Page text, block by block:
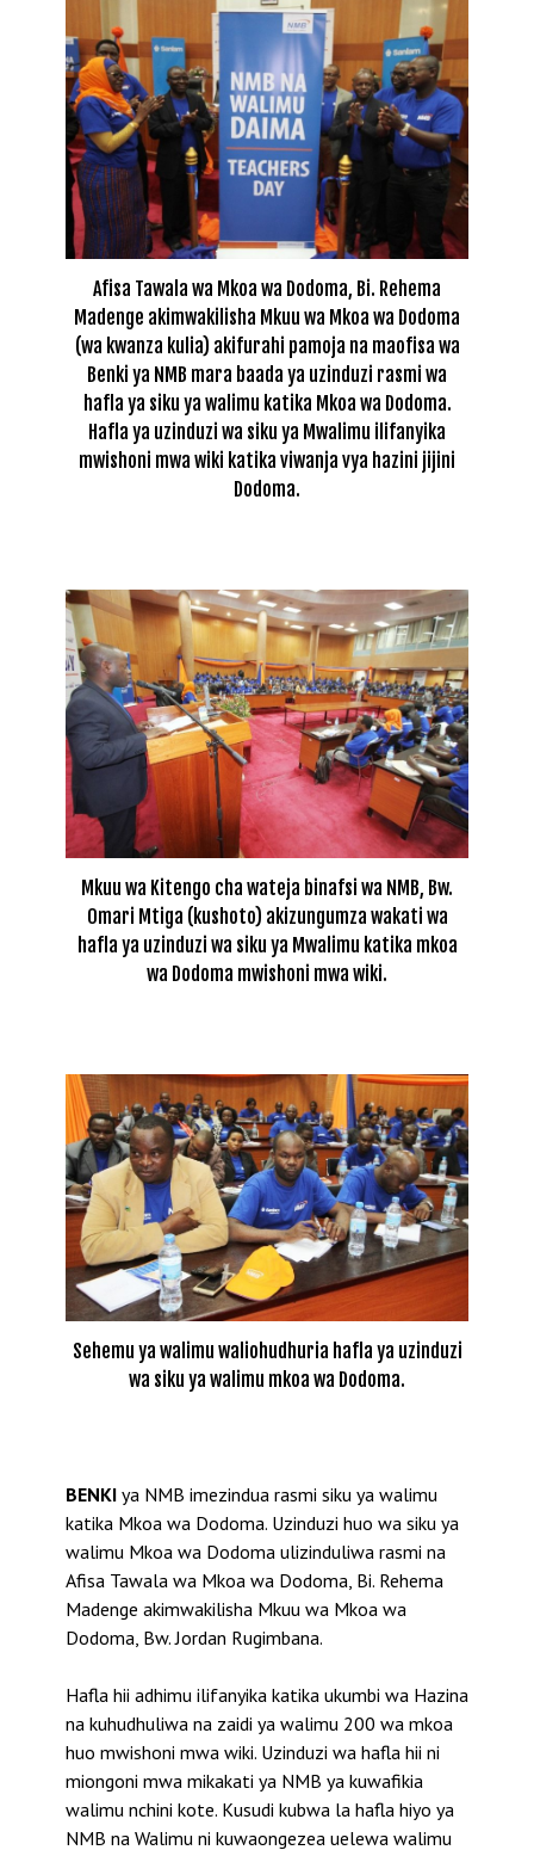
Afisa Tawala wa Mkoa wa Dodoma, Bi. Rehema
Madenge akimwakilisha Mkuu wa Mkoa wa Dodoma
(wa kwanza kulia) akifurahi pamoja na maofisa wa
Benki ya NMB mara baada ya uzinduzi rasmi wa
hafla ya siku ya walimu katika Mkoa wa Dodoma.
Hafla ya uzinduzi wa siku ya Mwalimu ilifanyika
mwishoni mwa wiki katika viwanja vya hazini jijini
Dodoma.
Mkuu wa Kitengo cha wateja binafsi wa NMB, Bw.
Omari Mtiga (kushoto) akizungumza wakati wa
hafla ya uzinduzi wa siku ya Mwalimu katika mkoa
wa Dodoma mwishoni mwa wiki.
Sehemu ya walimu waliohudhuria hafla ya uzinduzi
wa siku ya walimu mkoa wa Dodoma.
BENKI ya NMB imezindua rasmi siku ya walimu
katika Mkoa wa Dodoma. Uzinduzi huo wa siku ya
walimu Mkoa wa Dodoma ulizinduliwa rasmi na
Afisa Tawala wa Mkoa wa Dodoma, Bi. Rehema
Madenge akimwakilisha Mkuu wa Mkoa wa
Dodoma, Bw. Jordan Rugimbana.
Hafla hii adhimu ilifanyika katika ukumbi wa Hazina
na kuhudhuliwa na zaidi ya walimu 200 wa mkoa
huo mwishoni mwa wiki. Uzinduzi wa hafla hii ni
miongoni mwa mikakati ya NMB ya kuwafikia
walimu nchini kote. Kusudi kubwa la hafla hiyo ya
NMB na Walimu ni kuwaongezea uelewa walimu